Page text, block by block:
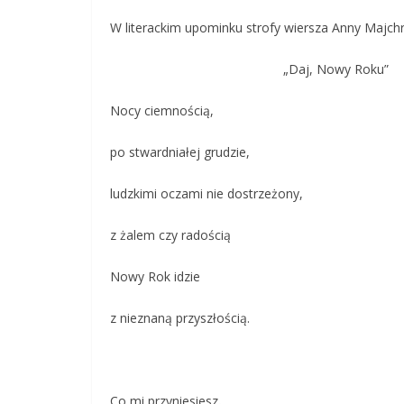
W literackim upominku strofy wiersza Anny
„Daj, Nowy Roku”
Nocy ciemnością,
po stwardniałej grudzie,
ludzkimi oczami nie dostrzeżony,
z żalem czy radością
Nowy Rok idzie
z nieznaną przyszłością.